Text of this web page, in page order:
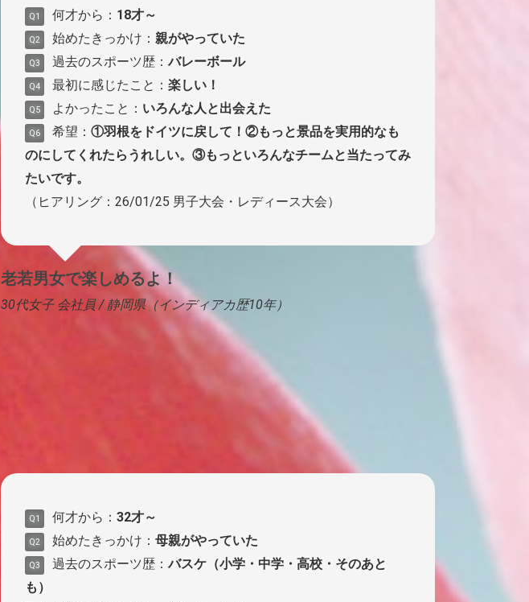
Q1 何才から： 18才～
Q2 始めたきっかけ： 親がやっていた
Q3 過去のスポーツ歴：バレーボール
Q4 最初に感じたこと： 楽しい！
Q5 よかったこと： いろんな人と出会えた
Q6 希望： ①羽根をドイツに戻して！②もっと景品を実用的なも
のにしてくれたらうれしい。③もっといろんなチームと当たってみ
たいです。
（ヒアリング：26/01/25 男子大会・レディース大会）
老若男女で楽しめるよ！
30代女子 会社員 / 静岡県（インディアカ歴10年）
Q1 何才から： 32才～
Q2 始めたきっかけ： 母親がやっていた
Q3 過去のスポーツ歴：バスケ（小学・中学・高校・そのあと
も）